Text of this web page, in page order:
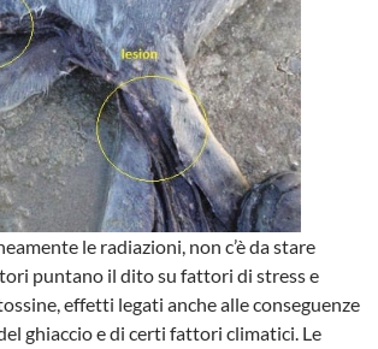
le radiazioni, non c’è da stare
puntano il dito su fattori di stress e
effetti legati anche alle conseguenze
ghiaccio e di certi fattori climatici. Le